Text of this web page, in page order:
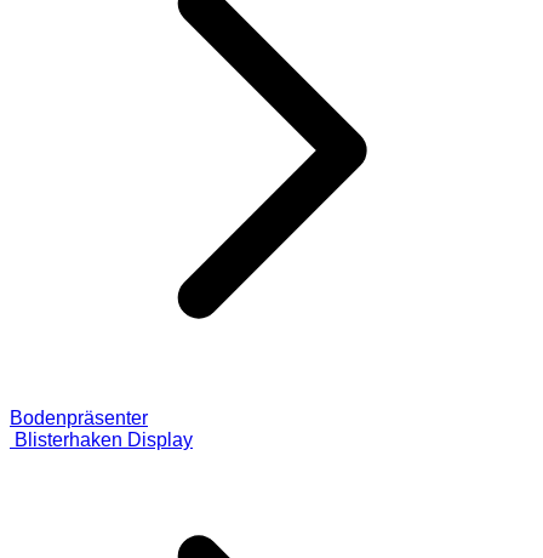
Bodenpräsenter
Blisterhaken Display